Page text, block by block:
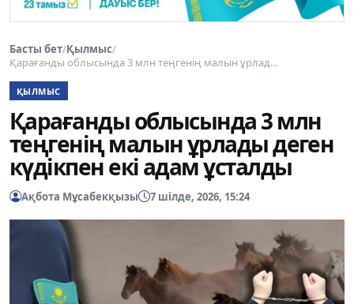
Басты бет/Қылмыс/
Қарағанды облысында 3 млн теңгенің малын ұрлад...
ҚЫЛМЫС
Қарағанды облысында 3 млн
теңгенің малын ұрлады деген
күдікпен екі адам ұсталды
Ақбота Мұсабекқызы 7 шілде, 2026, 15:24